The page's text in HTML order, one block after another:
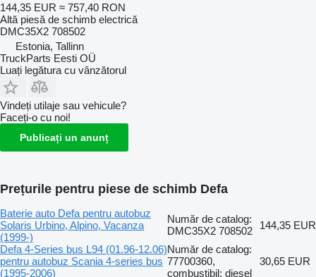
144,35 EUR ≈ 757,40 RON
Altă piesă de schimb electrică
DMC35X2 708502
Estonia, Tallinn
TruckParts Eesti OÜ
Luați legătura cu vânzătorul
Vindeți utilaje sau vehicule?
Faceți-o cu noi!
Publicați un anunț
Prețurile pentru piese de schimb Defa
Baterie auto Defa pentru autobuz
Solaris Urbino, Alpino, Vacanza
(1999-)
Număr de catalog:
DMC35X2 708502
144,35 EUR
Defa 4-Series bus L94 (01.96-12.06)
pentru autobuz Scania 4-series bus
(1995-2006)
Număr de catalog:
77700360,
combustibil: diesel
30,65 EUR